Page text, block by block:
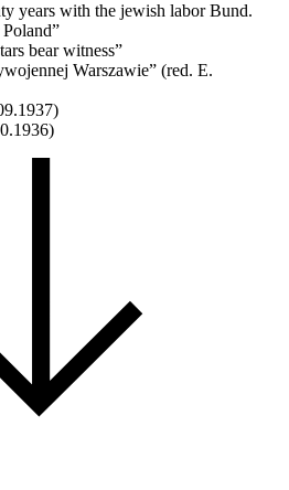
years with the jewish labor Bund.
bear witness”
Warszawie” (red. E.